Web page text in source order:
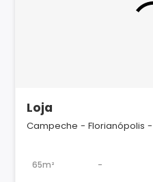
Loja
Campeche - Florianópolis -
65m² -